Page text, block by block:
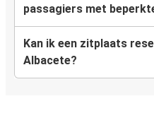
passagiers met
Kan ik een zitplaats
Albacete?